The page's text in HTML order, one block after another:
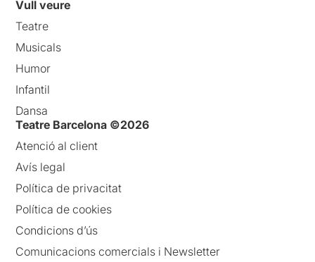
Vull veure
Teatre
Musicals
Humor
Infantil
Dansa
Teatre Barcelona ©2026
Atenció al client
Avís legal
Política de privacitat
Política de cookies
Condicions d’ús
Comunicacions comercials i Newsletter